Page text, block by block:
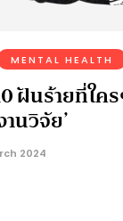
MENTAL HEALTH
ฝันร้ายที่ใ
นวิจัย’
2024